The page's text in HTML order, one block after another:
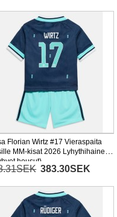
Florian Wirtz #17 Vieraspaita
MM-kisat 2026 Lyhythihainen
housut)
383.30SEK